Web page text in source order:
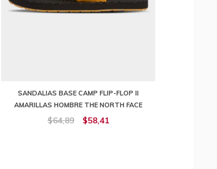
SANDALIAS BASE CAMP FLIP-FLOP II
AMARILLAS HOMBRE THE NORTH FACE
$64,89 $58,41